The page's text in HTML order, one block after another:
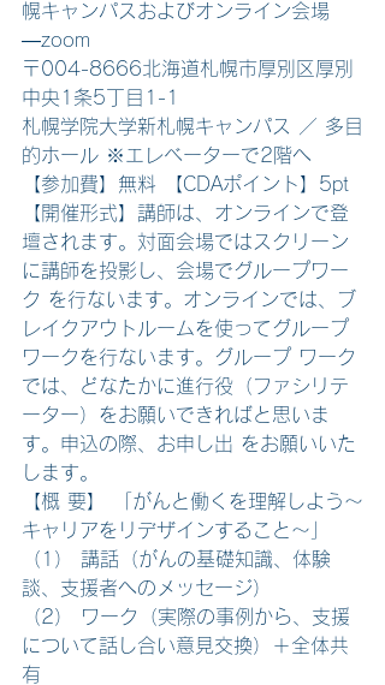
幌キャンパスおよびオンライン会場
―zoom
〒004-8666北海道札幌市厚別区厚別
中央1条5丁目1-1
札幌学院大学新札幌キャンパス ／ 多目
的ホール ※エレベーターで2階へ
【参加費】無料 【CDAポイント】5pt
【開催形式】講師は、オンラインで登
壇されます。対面会場ではスクリーン
に講師を投影し、会場でグループワー
ク を行ないます。オンラインでは、ブ
レイクアウトルームを使ってグループ
ワークを行ないます。グループ ワーク
では、どなたかに進行役（ファシリテ
ーター）をお願いできればと思いま
す。申込の際、お申し出 をお願いいた
します。
【概 要】 「がんと働くを理解しよう～
キャリアをリデザインすること～」
（1） 講話（がんの基礎知識、体験
談、支援者へのメッセージ）
（2） ワーク（実際の事例から、支援
について話し合い意見交換）＋全体共
有